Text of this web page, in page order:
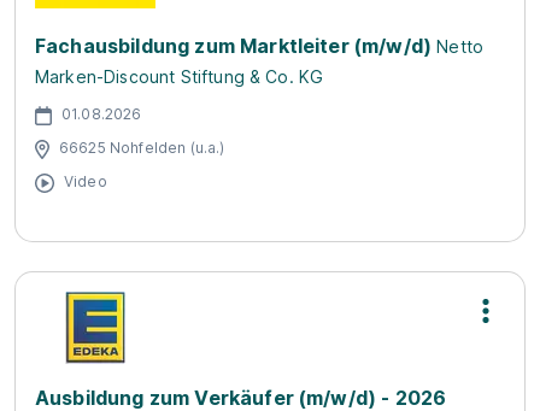
Fachausbildung zum Marktleiter (m/w/d) Netto
Marken-Discount Stiftung & Co. KG
01.08.2026
66625 Nohfelden (u.a.)
Video
Ausbildung zum Verkäufer (m/w/d) - 2026